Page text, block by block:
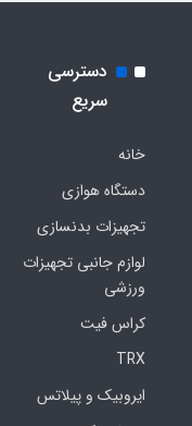
دسترسی
سریع
خانه
دستگاه هوازی
تجهیزات بدنسازی
لوازم جانبی تجهیزات
ورزشی
کراس فیت
TRX
ایروبیک و پیلاتس